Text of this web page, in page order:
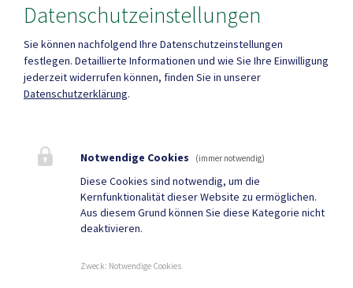
Parteienverkehr
Heute , 07:30 Uhr – 12:00 Uhr
Quicklinks
Gemeindezeitung
Neuigkeiten
Datenschutzeinstellungen
Sie können nachfolgend Ihre Datenschutzeinstellungen
festlegen. Detaillierte Informationen und wie Sie Ihre Einwilligung
jederzeit widerrufen können, finden Sie in unserer
Datenschutzerklärung.
Notwendige Cookies (immer notwendig)
Diese Cookies sind notwendig, um die
Kernfunktionalität dieser Website zu ermöglichen.
Aus diesem Grund können Sie diese Kategorie nicht
deaktivieren.
Zweck: Notwendige Cookies